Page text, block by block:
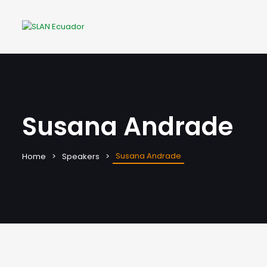
Susana Andrade
Home Speakers Susana Andrade